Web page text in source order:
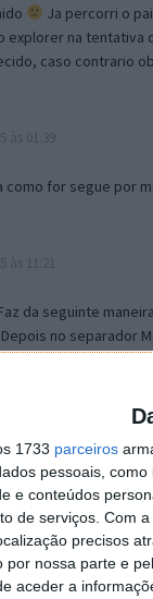
1733 parceiros
pessoais,
e conteúdos
de serviços. Com
precisos
por nossa parte e
aceder a
Ja percorri o
na tentativa
caso contrario
como for segue por
da seguinte
no separador
para
vais ao teu Firefox
aberta e logo perto
se este é o browser
às 12:57